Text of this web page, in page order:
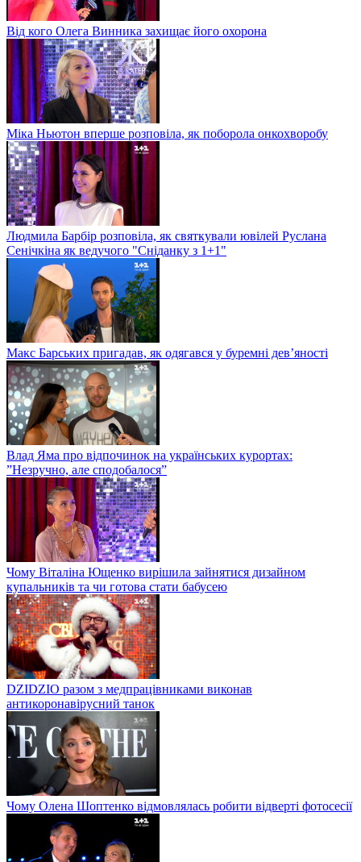
Від кого Олега Винника захищає його охорона
Міка Ньютон вперше розповіла, як поборола онкохворобу
Людмила Барбір розповіла, як святкували ювілей Руслана
Сенічкіна як ведучого "Сніданку з 1+1"
Макс Барських пригадав, як одягався у буремні дев’яності
Влад Яма про відпочинок на українських курортах:
”Незручно, але сподобалося”
Чому Віталіна Ющенко вирішила зайнятися дизайном
купальників та чи готова стати бабусею
DZIDZIO разом з медпрацівниками виконав
антикоронавірусний танок
Чому Олена Шоптенко відмовлялась робити відверті фотосесії